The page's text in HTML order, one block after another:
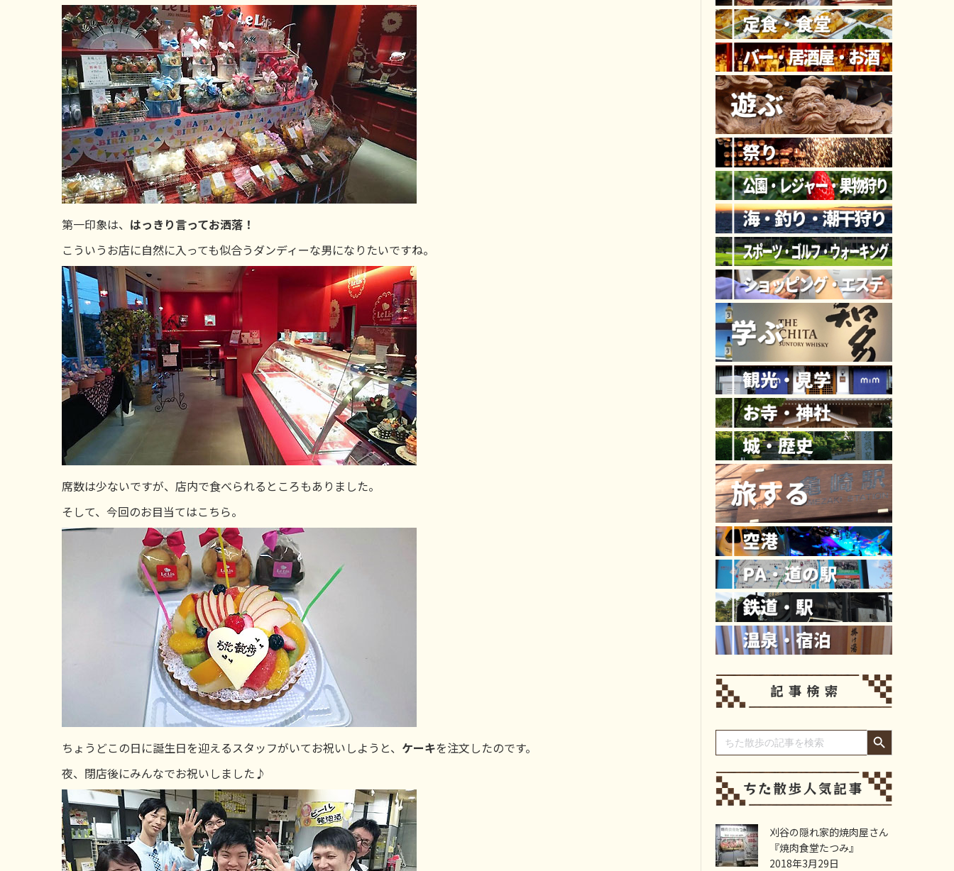
第一印象は、 はっきり言ってお洒落！
こういうお店に自然に入っても似合うダンディーな男になりたいですね。
席数は少ないですが、店内で食べられるところもありました。
そして、今回のお目当てはこちら。
ちょうどこの日に誕生日を迎えるスタッフがいてお祝いしようと、 ケーキを注文したのです。
夜、閉店後にみんなでお祝いしました♪
Search
for:
Search Button
刈谷の隠れ家的焼肉屋さん
『焼肉食堂たつみ』
2018年3月29日